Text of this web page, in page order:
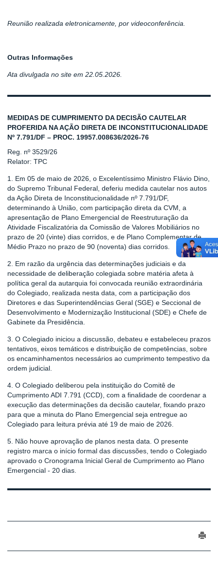
Reunião realizada eletronicamente, por videoconferência.
Outras Informações
Ata divulgada no site em 22.05.2026.
MEDIDAS DE CUMPRIMENTO DA DECISÃO CAUTELAR
PROFERIDA NA AÇÃO DIRETA DE INCONSTITUCIONALIDADE
Nº 7.791/DF – PROC. 19957.008636/2026-76
Reg. nº 3529/26
Relator: TPC
1. Em 05 de maio de 2026, o Excelentíssimo Ministro Flávio Dino,
do Supremo Tribunal Federal, deferiu medida cautelar nos autos
da Ação Direta de Inconstitucionalidade nº 7.791/DF,
determinando à União, com participação direta da CVM, a
apresentação de Plano Emergencial de Reestruturação da
Atividade Fiscalizatória da Comissão de Valores Mobiliários no
prazo de 20 (vinte) dias corridos, e de Plano Complementar de
Médio Prazo no prazo de 90 (noventa) dias corridos.
2. Em razão da urgência das determinações judiciais e da
necessidade de deliberação colegiada sobre matéria afeta à
política geral da autarquia foi convocada reunião extraordinária
do Colegiado, realizada nesta data, com a participação dos
Diretores e das Superintendências Geral (SGE) e Seccional de
Desenvolvimento e Modernização Institucional (SDE) e Chefe de
Gabinete da Presidência.
3. O Colegiado iniciou a discussão, debateu e estabeleceu prazos
tentativos, eixos temáticos e distribuição de competências, sobre
os encaminhamentos necessários ao cumprimento tempestivo da
ordem judicial.
4. O Colegiado deliberou pela instituição do Comitê de
Cumprimento ADI 7.791 (CCD), com a finalidade de coordenar a
execução das determinações da decisão cautelar, fixando prazo
para que a minuta do Plano Emergencial seja entregue ao
Colegiado para leitura prévia até 19 de maio de 2026.
5. Não houve aprovação de planos nesta data. O presente
registro marca o início formal das discussões, tendo o Colegiado
aprovado o Cronograma Inicial Geral de Cumprimento ao Plano
Emergencial - 20 dias.